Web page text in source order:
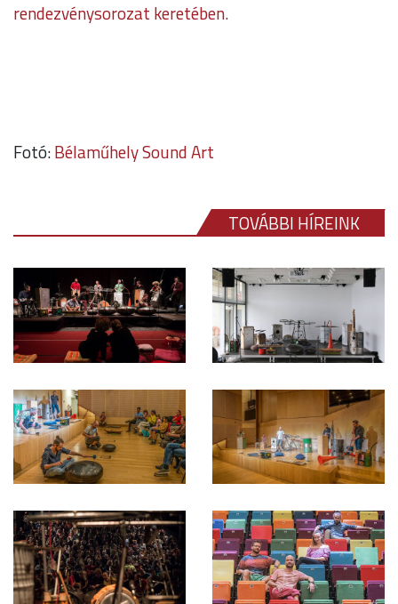
rendezvénysorozat keretében.
Fotó:Bélaműhely Sound Art
TOVÁBBI HÍREINK